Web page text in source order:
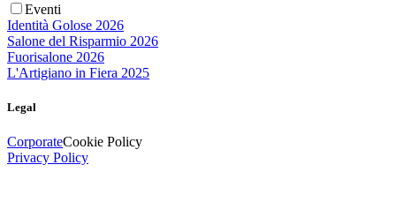
Eventi
Identità Golose 2026
Salone del Risparmio 2026
Fuorisalone 2026
L'Artigiano in Fiera 2025
Legal
CorporateCookie Policy
Privacy Policy